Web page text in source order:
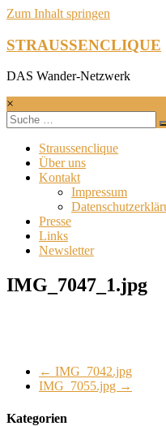
Zum Inhalt springen
STRAUSSENCLIQUE
DAS Wander-Netzwerk
×
Straussenclique
Über uns
Kontakt
Impressum
Presse
Links
Newsletter
IMG_7047_1.jpg
← IMG_7042.jpg
IMG_7055.jpg →
Kategorien